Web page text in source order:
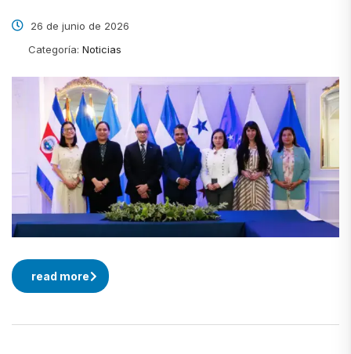
26 de junio de 2026
Categoría: Noticias
read more